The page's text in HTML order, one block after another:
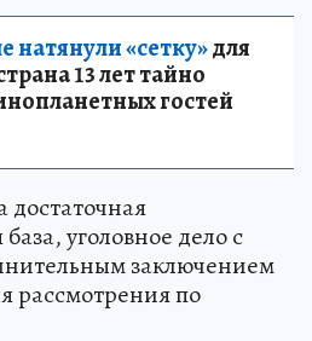
«сетку»для
13 лет тайно
гостей
достаточная
уголовное дело с
заключением
рассмотрения по